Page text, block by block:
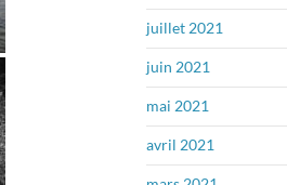
juillet 2021
juin 2021
mai 2021
avril 2021